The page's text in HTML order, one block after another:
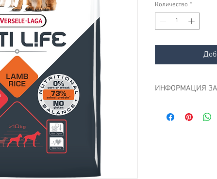
Количество *
ИНФОРМАЦИЯ
породи кучета с